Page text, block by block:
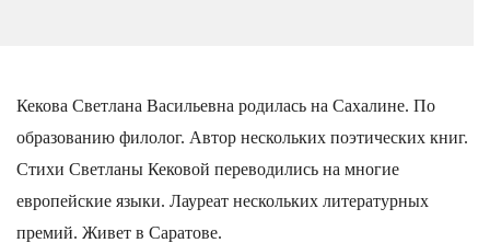
Кекова Светлана Васильевна родилась на Сахалине. По
образованию филолог. Автор нескольких поэтических книг.
Стихи Светланы Кековой переводились на многие
европейские языки. Лауреат нескольких литературных
премий. Живет в Саратове.